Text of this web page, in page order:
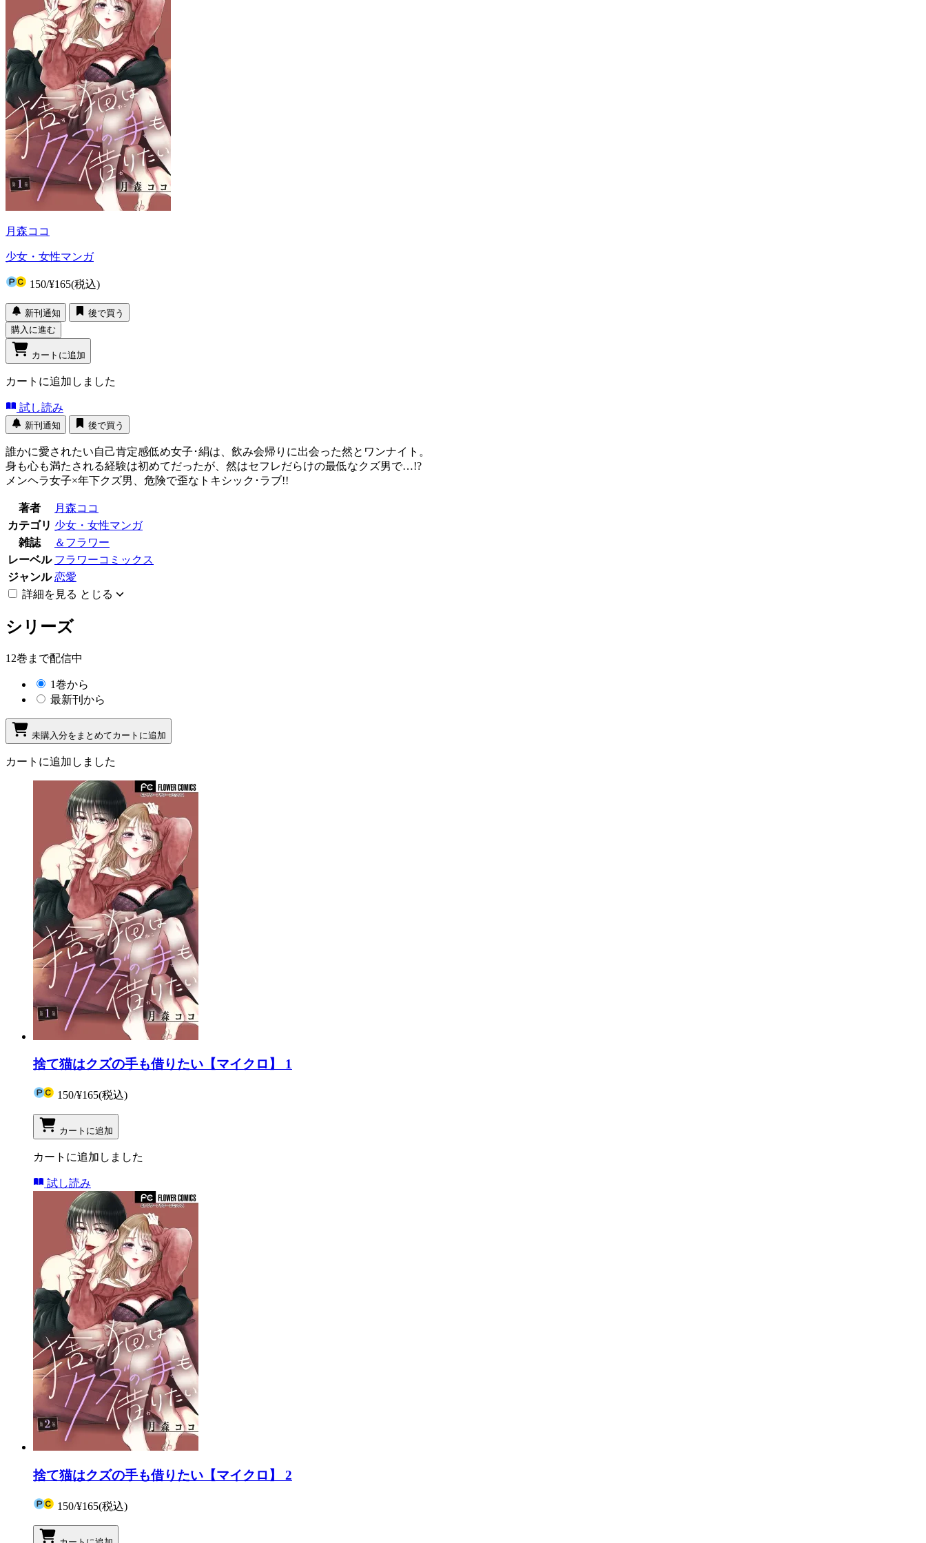
月森ココ
少女・女性マンガ
150/¥165(税込)
新刊通知
後で買う
購入に進む
カートに追加
カートに追加しました
試し読み
新刊通知 後で買う
誰かに愛されたい自己肯定感低め女子･絹は、飲み会帰りに出会った然とワンナイト。
身も心も満たされる経験は初めてだったが、然はセフレだらけの最低なクズ男で…!?
メンヘラ女子×年下クズ男、危険で歪なトキシック･ラブ!!
著者
月森ココ
カテゴリ 少女・女性マンガ
雑誌
＆フラワー
レーベル フラワーコミックス
ジャンル 恋愛
詳細を見る とじる
シリーズ
12巻まで配信中
1巻から
最新刊から
未購入分をまとめてカートに追加
カートに追加しました
捨て猫はクズの手も借りたい【マイクロ】 1
150/¥165(税込)
カートに追加
カートに追加しました
試し読み
捨て猫はクズの手も借りたい【マイクロ】 2
150/¥165(税込)